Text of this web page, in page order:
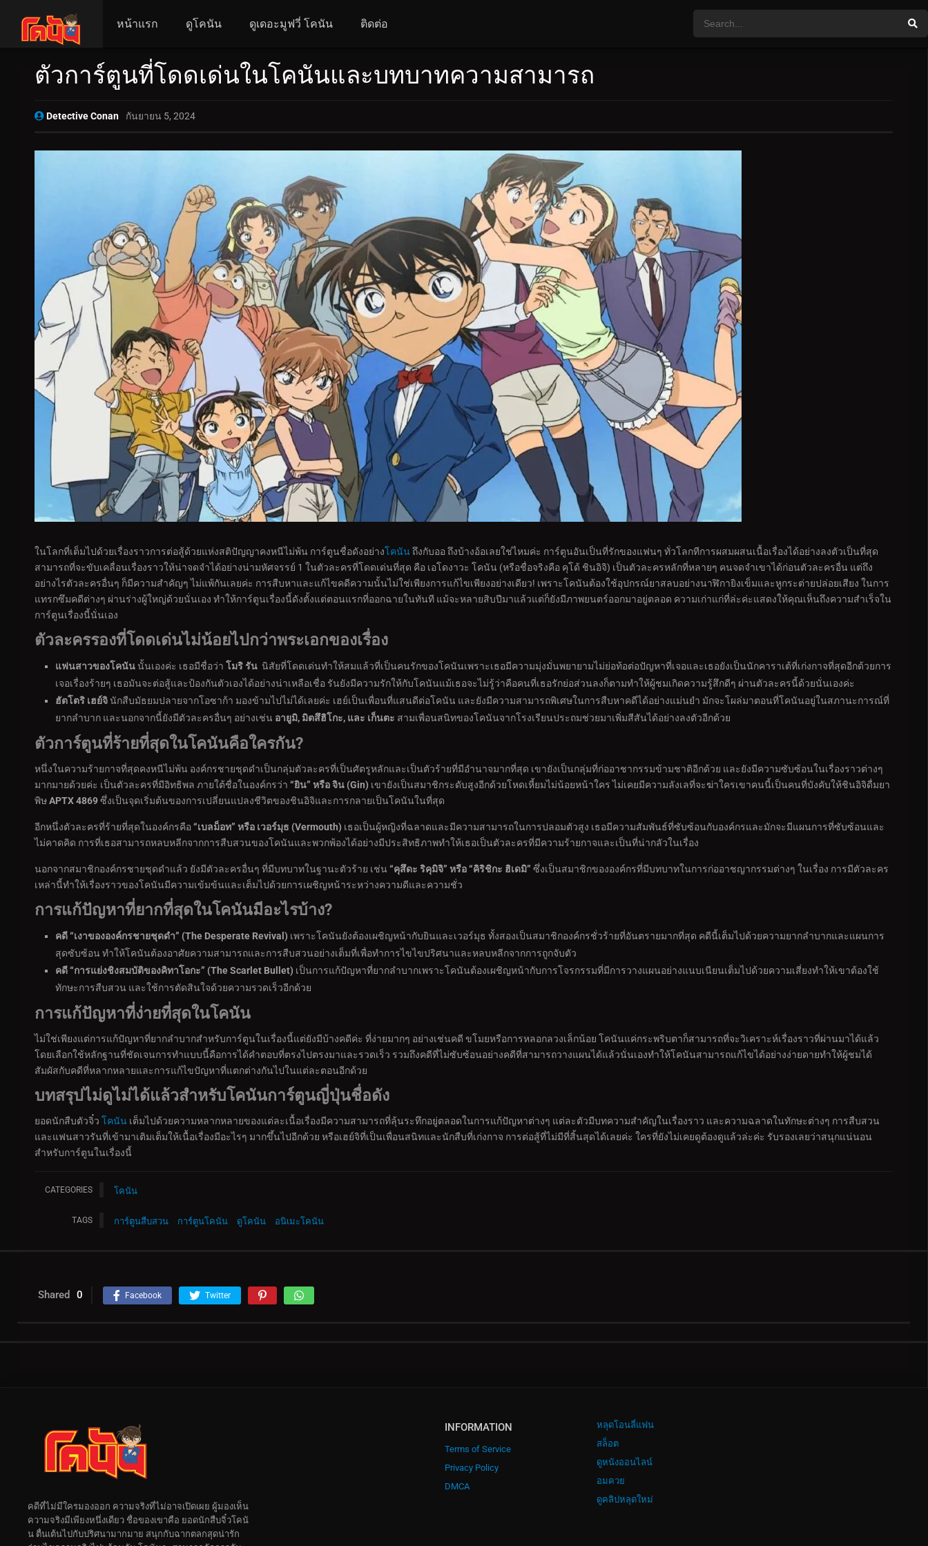
หน้าแรก ดูโคนัน ดูเดอะมูฟวี่ โคนัน ติดต่อ
ตัวการ์ตูนที่โดดเด่นในโคนันและบทบาทความสามารถ
Detective Conan กันยายน 5, 2024
ในโลกที่เต็มไปด้วยเรื่องราวการต่อสู้ด้วยแห่งสติปัญญาคงหนีไม่พ้น การ์ตูนชื่อดังอย่างโคนันถึงกับออ ถึงบ้างอ้อเลยใช่ไหมค่ะ การ์ตูนอันเป็นที่รักของแฟนๆ ทั่วโลกทีการผสมผสนเนื้อเรื่องได้อย่างลงตัวเป็นที่สุด
สามารถที่จะขับเคลื่อนเรื่องราวให้น่าจดจำได้อย่างน่ามหัศจรรย์ 1 ในตัวละครที่โดดเด่นที่สุด คือ เอโดงาวะ โคนัน (หรือชื่อจริงคือ คุโด้ ชินอิจิ) เป็นตัวละครหลักที่หลายๆ คนจดจำเขาได้ก่อนตัวละครอื่น แต่ถึง
อย่างไรตัวละครอื่นๆ ก็มีความสำคัญๆ ไม่แพ้กันเลยค่ะ การสืบหาและแก้ไขคดีความนั้นไม่ใช่เพียงการแก้ไขเพียงอย่างเดียว! เพราะโคนันต้องใช้อุปกรณ์ยาสลบอย่างนาฬิกายิงเข็มและหูกระต่ายปล่อยเสียง ในการ
แทรกซึมคดีต่างๆ ผ่านร่างผู้ใหญ่ด้วยนั่นเอง ทำให้การ์ตูนเรื่องนี้ดังตั้งแต่ตอนแรกที่ออกฉายในทันที แม้จะหลายสิบปีมาแล้วแต่ก็ยังมีภาพยนตร์ออกมาอยู่ตลอด ความเก่าแก่ที่ล่ะค่ะแสดงให้คุณเห็นถึงความสำเร็จใน
การ์ตูนเรื่องนี้นั่นเอง
ตัวละครรองที่โดดเด่นไม่น้อยไปกว่าพระเอกของเรื่อง
แฟนสาวของโคนันนั้นเองค่ะ เธอมีชื่อว่า โมริ รัน นิสัยที่โดดเด่นทำให้สมแล้วที่เป็นคนรักของโคนันเพราะเธอมีความมุ่งมั่นพยายามไม่ย่อท้อต่อปัญหาที่เจอและเธอยังเป็นนักคาราเต้ที่เก่งกาจที่สุดอีกด้วยการ
เจอเรื่องร้ายๆ เธอมันจะต่อสู้และป้องกันตัวเองได้อย่างน่าเหลือเชื่อ รันยังมีความรักให้กับโคนันแม้เธอจะไม่รู้ว่าคือคนที่เธอรักย่อส่วนลงก็ตามทำให้ผู้ชมเกิดความรู้สึกดีๆ ผ่านตัวละครนี้ด้วยนั่นเองค่ะ
ฮัตโตริ เฮย์จินักสืบมัธยมปลายจากโอซาก้า มองข้ามไปไม่ได้เลยค่ะ เฮย์เป็นเพื่อนที่แสนดีต่อโคนัน และยังมีความสามารถพิเศษในการสืบหาคดีได้อย่างแม่นยำ มักจะโผล่มาตอนที่โคนันอยู่ในสภานะการณ์ที่
ยากลำบาก และนอกจากนี้ยังมีตัวละครอื่นๆ อย่างเช่น อายูมิ, มิตสึฮิโกะ, และ เก็นตะ สามเพื่อนสนิทของโคนันจากโรงเรียนประถมช่วยมาเพิ่มสีสันได้อย่างลงตัวอีกด้วย
ตัวการ์ตูนที่ร้ายที่สุดในโคนันคือใครกัน?
หนึ่งในความร้ายกาจที่สุดคงหนีไม่พ้น องค์กรชายชุดดำเป็นกลุ่มตัวละครที่เป็นศัตรูหลักและเป็นตัวร้ายที่มีอำนาจมากที่สุด เขายังเป็นกลุ่มที่ก่ออาชากรรมข้ามชาติอีกด้วย และยังมีความซับซ้อนในเรื่องราวต่างๆ
มากมายด้วยค่ะ เป็นตัวละครที่มีอิทธิพล ภายใต้ชื่อในองค์กรว่า “ยิน” หรือ จิน (Gin) เขายังเป็นสมาชิกระดับสูงอีกด้วยโหดเหี้ยมไม่น้อยหน้าใคร ไม่เคยมีความลังเลที่จะฆ่าใครเขาคนนี้เป็นคนที่บังคับให้ชินอิจิดื่มยา
พิษAPTX 4869ซึ่งเป็นจุดเริ่มต้นของการเปลี่ยนแปลงชีวิตของชินอิจิและการกลายเป็นโคนันในที่สุด
อีกหนึ่งตัวละครที่ร้ายที่สุดในองค์กรคือ“เบลม็อท” หรือ เวอร์มุธ (Vermouth) เธอเป็นผู้หญิงที่ฉลาดและมีความสามารถในการปลอมตัวสูง เธอมีความสัมพันธ์ที่ซับซ้อนกับองค์กรและมักจะมีแผนการที่ซับซ้อนและ
ไม่คาดคิด การที่เธอสามารถหลบหลีกจากการสืบสวนของโคนันและพวกพ้องได้อย่างมีประสิทธิภาพทำให้เธอเป็นตัวละครที่มีความร้ายกาจและเป็นที่น่ากลัวในเรื่อง
นอกจากสมาชิกองค์กรชายชุดดำแล้ว ยังมีตัวละครอื่นๆ ที่มีบทบาทในฐานะตัวร้าย เช่น “คุสึดะ ริคุมิจิ” หรือ “คิริชิกะ ฮิเดมิ” ซึ่งเป็นสมาชิกขององค์กรที่มีบทบาทในการก่ออาชญากรรมต่างๆ ในเรื่อง การมีตัวละคร
เหล่านี้ทำให้เรื่องราวของโคนันมีความเข้มข้นและเต็มไปด้วยการเผชิญหน้าระหว่างความดีและความชั่ว
การแก้ปัญหาที่ยากที่สุดในโคนันมีอะไรบ้าง?
คดี “เงาขององค์กรชายชุดดำ” (The Desperate Revival) เพราะโคนันยังต้องเผชิญหน้ากับยินและเวอร์มุธ ทั้งสองเป็นสมาชิกองค์กรชั่วร้ายที่อันตรายมากที่สุด คดีนี้เต็มไปด้วยความยากลำบากและแผนการ
สุดซับซ้อน ทำให้โคนันต้องอาศัยความสามารถและการสืบสวนอย่างเต็มที่เพื่อทำการไขไขปริศนาและหลบหลีกจากการถูกจับตัว
คดี “การแย่งชิงสมบัติของคิทาโอกะ” (The Scarlet Bullet) เป็นการแก้ปัญหาที่ยากลำบากเพราะโคนันต้องเผชิญหน้ากับการโจรกรรมที่มีการวางแผนอย่างแนบเนียนเต็มไปด้วยความเสี่ยงทำให้เขาต้องใช้
ทักษะการสืบสวน และใช้การตัดสินใจด้วยความรวดเร็วอีกด้วย
การแก้ปัญหาที่ง่ายที่สุดในโคนัน
ไม่ใช่เพียงแต่การแก้ปัญหาที่ยากลำบากสำหรับการ์ตูนในเรื่องนี้แต่ยังมีบ้างคดีค่ะ ที่ง่ายมากๆ อย่างเช่นคดี ขโมยหรือการหลอกลวงเล็กน้อย โคนันแค่กระพริบตาก็สามารถที่จะวิเคราะห์เรื่องราวที่ผ่านมาได้แล้ว
โดยเลือกใช้หลักฐานที่ชัดเจนการทำแบบนี้คือการได้คำตอบที่ตรงไปตรงมาและรวดเร็ว รวมถึงคดีที่ไม่ซับซ้อนอย่างคดีที่สามารถวางแผนได้แล้วนั่นเองทำให้โคนันสามารถแก้ไขได้อย่างง่ายดายทำให้ผู้ชมได้
สัมผัสกับคดีที่หลากหลายและการแก้ไขปัญหาที่แตกต่างกันไปในแต่ละตอนอีกด้วย
บทสรุปไม่ดูไม่ได้แล้วสำหรับโคนันการ์ตูนญี่ปุ่นชื่อดัง
ยอดนักสืบตัวจิ๋ว โคนัน เต็มไปด้วยความหลากหลายของแต่ละเนื้อเรื่องมีความสามารถที่ลุ้นระทึกอยู่ตลอดในการแก้ปัญหาต่างๆ แต่ละตัวมีบทความสำคัญในเรื่องราว และความฉลาดในทักษะต่างๆ การสืบสวน
และแฟนสาวรันที่เข้ามาเติมเต็มให้เนื้อเรื่องมีอะไรๆ มากขึ้นไปอีกด้วย หรือเฮย์จิที่เป็นเพื่อนสนิทและนักสืบที่เก่งกาจ การต่อสู้ที่ไม่มีที่สิ้นสุดได้เลยค่ะ ใครที่ยังไม่เคยดูต้องดูแล้วล่ะค่ะ รับรองเลยว่าสนุกแน่นอน
สำหรับการ์ตูนในเรื่องนี้
CATEGORIES โคนัน
TAGS การ์ตูนสืบสวน การ์ตูนโคนัน ดูโคนัน อนิเมะโคนัน
Shared 0 Facebook Twitter
INFORMATION
Terms of Service
Privacy Policy
DMCA
หลุดโอนลี่แฟน
สล็อต
ดูหนังออนไลน์
อมควย
ดูคลิปหลุดใหม่
คดีที่ไม่มีใครมองออก ความจริงที่ไม่อาจเปิดเผย ผู้มองเห็น
ความจริงมีเพียงหนึ่งเดียว ชื่อของเขาคือ ยอดนักสืบจิ๋วโคนั
น ตื่นเต้นไปกับปริศนามากมาย สนุกกับฉากตลกสุดน่ารัก